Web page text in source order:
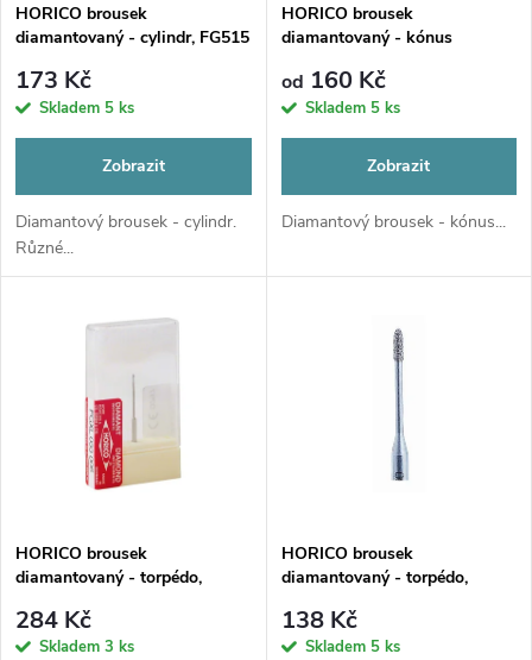
p
r
o
d
u
p
r
o
d
u
HORICO brousek
diamantovaný - cylindr, FG515
173 Kč
Skladem 5 ks
Zobrazit
Diamantový brousek - cylindr.
Různé...
HORICO brousek
diamantovaný - kónus
od 160 Kč
Skladem 5 ks
Zobrazit
Diamantový brousek - kónus...
HORICO brousek
diamantovaný - torpédo,
284 Kč
Skladem 3 ks
HORICO brousek
diamantovaný - torpédo,
138 Kč
Skladem 5 ks